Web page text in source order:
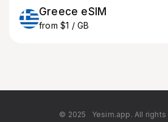
Greece eSIM
from $1 / GB
© 2025 Yesim.app. All